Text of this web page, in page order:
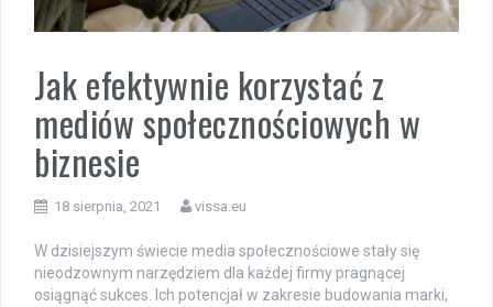
Jak efektywnie korzystać z
mediów społecznościowych w
biznesie
18 sierpnia, 2021 vissa.eu
W dzisiejszym świecie media społecznościowe stały się
nieodzownym narzędziem dla każdej firmy pragnącej
osiągnąć sukces. Ich potencjał w zakresie budowania marki,